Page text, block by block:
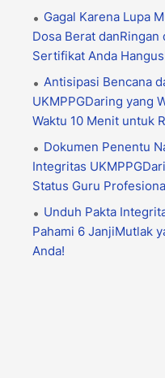
Gagal Karena Lupa
Dosa Berat
Sertifikat Anda
Antisipasi Bencana
UKMPPGDaring yang
Waktu 10 Menit untuk
Dokumen Penentu
Integritas
Status Guru
Unduh Pakta
Pahami 6 JanjiMutlak
Anda!